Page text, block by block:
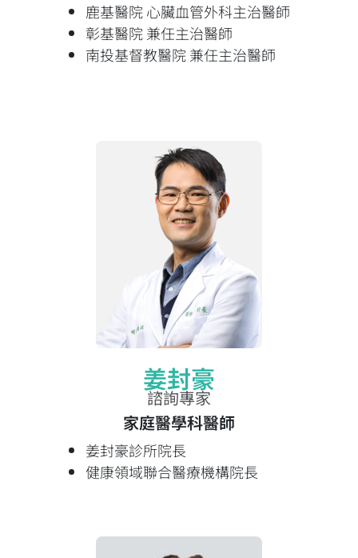
鹿基醫院 心臟血管外科主治醫師
彰基醫院 兼任主治醫師
南投基督教醫院 兼任主治醫師
姜封豪
諮詢專家
家庭醫學科醫師
姜封豪診所院長
健康領域聯合醫療機構院長